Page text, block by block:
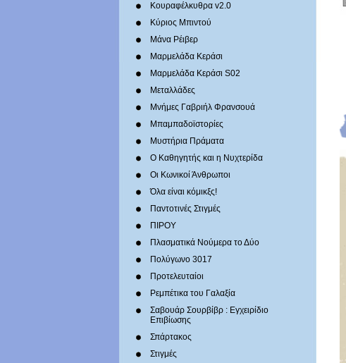
Κουραφέλκυθρα v2.0
Κύριος Μπιντού
Μάνα Ρέιβερ
Μαρμελάδα Κεράσι
Μαρμελάδα Κεράσι S02
Μεταλλάδες
Mνήμες Γαβριήλ Φρανσουά
Μπαμπαδοϊστορίες
Μυστήρια Πράματα
Ο Καθηγητής και η Νυχτερίδα
Οι Κωνικοί Άνθρωποι
Όλα είναι κόμικξς!
Παντοτινές Στιγμές
ΠΙΡΟΥ
Πλασματικά Νούμερα το Δύο
Πολύγωνο 3017
Προτελευταίοι
Ρεμπέτικα του Γαλαξία
Σαβουάρ Σουρβίβρ : Εγχειρίδιο
Επιβίωσης
Σπάρτακος
Στιγμές